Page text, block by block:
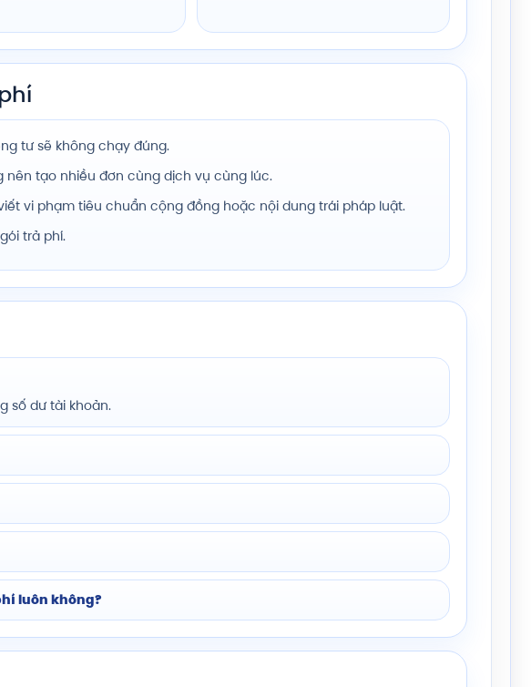
tư sẽ không chạy đúng.
nên tạo nhiều đơn cùng dịch vụ cùng lúc.
vi phạm tiêu chuẩn cộng đồng hoặc nội dung trái pháp luật.
trả phí.
số dư tài khoản.
luôn không?